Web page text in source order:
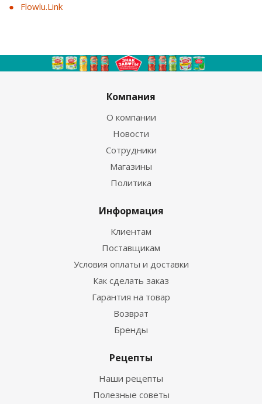
Flowlu.Link
Компания
О компании
Новости
Сотрудники
Магазины
Политика
Информация
Клиентам
Поставщикам
Условия оплаты и доставки
Как сделать заказ
Гарантия на товар
Возврат
Бренды
Рецепты
Наши рецепты
Полезные советы